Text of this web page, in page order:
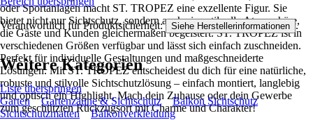
oder Sportanlagen macht ST. TROPEZ eine exzellente Figur. Sie
bietet nicht nur Sichtschutz, sondern auch eine stilvolle Atmosphäre,
die Gäste und Kunden gleichermaßen begeistert. ST. TROPEZ ist in
verschiedenen Größen verfügbar und lässt sich einfach zuschneiden.
Perfekt für individuelle Gestaltungen und maßgeschneiderte
Lösungen. Mit ST. TROPEZ entscheidest du dich für eine natürliche,
robuste und stilvolle Sichtschutzlösung – einfach montiert, langlebig
und optisch ein Highlight. Mach dein Zuhause oder dein Gewerbe
zum geschützten Rückzugsort mit Charme und Charakter!
Verantwortlich für Produktsicherheit: Siehe Herstellerinformationen .
Weitere Kategorien
Liste überspringen
Garten
Gartenzäune & Sichtschutz
Balkon Sichtschutz
Sichtschutzmatten
Balkonverkleidung